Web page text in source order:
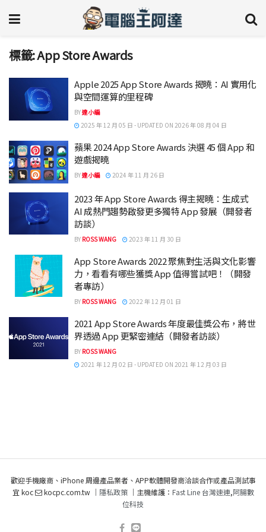
標籤:App Store Awards
Apple 2025 App Store Awards 揭曉：AI 實用化
與空間運算的里程碑
BY達小編
2025 年 12 月 05 日 - UPDATED ON 2026 年 08 月 04 日
蘋果 2024 App Store Awards 決選 45 個 App 和
遊戲揭曉
BY達小編 2024 年 11 月 26 日
2023 年 App Store Awards 得主揭曉：生成式
AI 成熱門趨勢啟發更多獨特 App 發展（開發者
訪談）
BY ROSS WANG 2023 年 11 月 30 日
App Store Awards 2022 聚焦對生活與文化影響
力，看看有哪些獲獎 App 值得嘗試吧！（開發
者專訪）
BY ROSS WANG 2022 年 12 月 01 日
2021 App Store Awards 年度最佳獎公布，將世
界透過 App 更緊密連結（開發者訪談）
BY ROSS WANG
2021 年 12 月 02 日 - UPDATED ON 2021 年 12 月 03 日
歡迎手機廠商、iPhone 周邊產品業者、APP軟體開發商洽談合作或產品測試事
宜 koc
kocpc.com.tw ｜ 隱私政策｜主機維護： Fast Line 台灣速連,阿腸數
位科技